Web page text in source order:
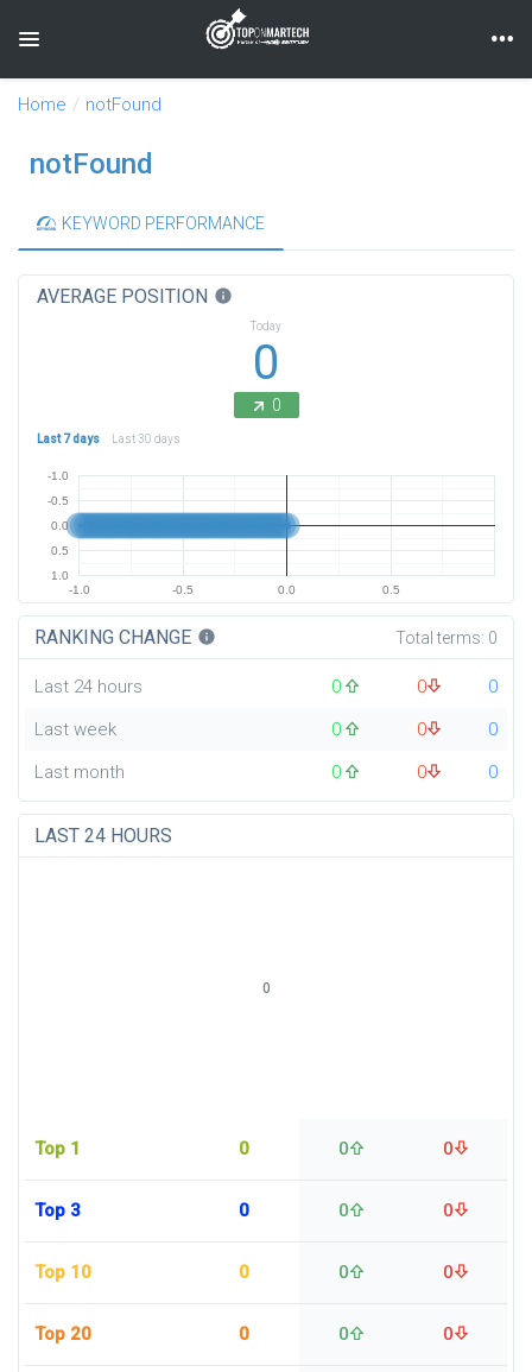
Toggle navigation
Home notFound
notFound
KEYWORD PERFORMANCE
AVERAGE POSITION info
Today
0
0
Last 7 days Last 30 days
-1.0 -0.5 0.0 0.5
-1.0
-0.5
0.0
0.5
1.0
RANKING CHANGE info Total terms: 0
Last 24 hours 0 0
0
Last week
0 0
0
Last month
0 0 0
LAST 24 HOURS
Top 1 0 0 0
Top 3 0 0 0
Top 10 0 0 0
Top 20 0 0 0
0